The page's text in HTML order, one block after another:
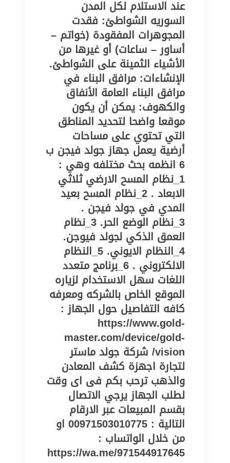
عند الاستلام لكل المدن
السوريه الشواطئ: فقدت
المجوهرات المفقودة (خواتم –
أساور – ساعات) أو غيرها من
الأشياء الثمينة على الشواطئ.
الإنشاءات: مرافق البناء في
مرافق البناء العامة الأنفاق
والكهوف: يمكن أن يكون
موقعا واضحا لتحديد المناطق
التي تحتوي على مساحات
أرضية يعمل جهاز جولد فيجن ب
6 انظمه بحث مختلفه وهي :
1_نظام المسح الارضي ثلاثي
الابعاد . 2_نظام المسح بعيد
المدي في جولد فيجن .
3_نظام الوضع الحر. 3_نظام
العمق الذكي لجولد فيوجن.
4_النظام الايوني. 5_النظام
الالكتروني . 6_برنامج متعدد
اللغات سهل الاستخدام لزياره
الموقع الخاص بالشركه ومعرفه
كافه التفاصيل حول الجهاز :
https://www.gold-
master.com/device/gold-
vision/ شركة جولد ماستر
لتجارة اجهزة كشف المعادن
والذهب ترحب بكم فى اى وقت
لطلب الجهاز يرجي الاتصال
بقسم المبيعات عبر الارقام
التالية : 00971503010775 او
من خلال الواتساب :
https://wa.me/971544917645